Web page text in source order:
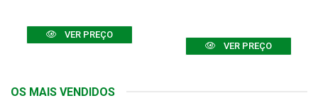
VER PREÇO
VER PREÇO
OS MAIS VENDIDOS